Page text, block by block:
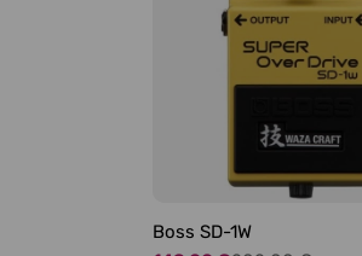
Boss SD-1W